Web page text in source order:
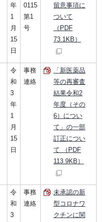
年
1
月
15
日
0115
第1
号
留意事項に
ついて
（PDF
73.1KB）
令
和
3
年
1
月
15
日
事務
連絡
「新医薬品
等の再審査
結果令和2
年度（その
6）につい
て」の一部
訂正につい
て （PDF
113.9KB）
令
和
3
事務
連絡
未承認の新
型コロナワ
クチンに関